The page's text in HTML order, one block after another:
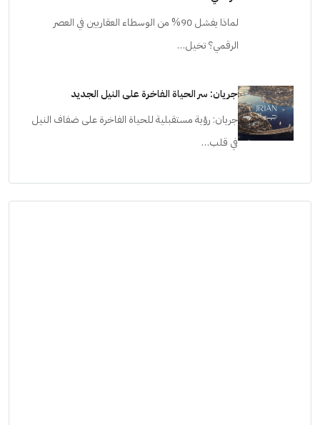
لماذا يفشل 90% من الوسطاء العقاريين في العصر
الرقمي؟ تخيل…
جريان: سر الحياة الفاخرة على النيل الجديد
جريان: رؤية مستقبلية للحياة الفاخرة على ضفاف النيل
في قلب…